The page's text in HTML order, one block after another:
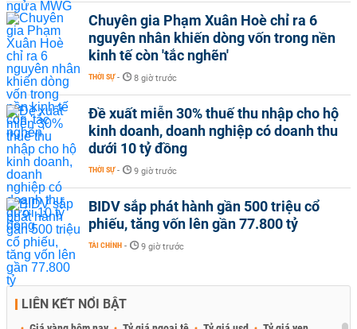
Chuyên gia Phạm Xuân Hoè chỉ ra 6
nguyên nhân khiến dòng vốn trong nền
kinh tế còn 'tắc nghẽn'
THỜI SỰ - 8 giờ trước
Đề xuất miễn 30% thuế thu nhập cho hộ
kinh doanh, doanh nghiệp có doanh thu
dưới 10 tỷ đồng
THỜI SỰ - 9 giờ trước
BIDV sắp phát hành gần 500 triệu cổ
phiếu, tăng vốn lên gần 77.800 tỷ
TÀI CHÍNH - 9 giờ trước
LIÊN KẾT NỔI BẬT